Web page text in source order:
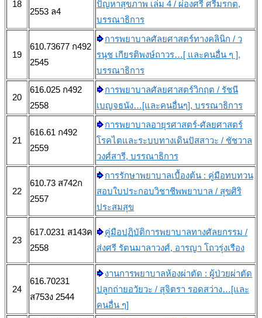
18
2553 ล4
ปัญหาสุขภาพ เล่ม 4 / ผ่องศรี ศรีมรกต,
บรรณาธิการ
19
610.73677 ก492
2545
การพยาบาลศัลยศาสตร์ทางคลินิก / ว
รนุช เกียรติพงษ์ถาวร…[ และคนอื่น ๆ ],
บรรณาธิการ
20
616.025 ก492
2558
การพยาบาลศัลยศาสตร์วิกฤต / รัชนี
เบญจธนัง…[และคนอื่นๆ], บรรณาธิการ
21
616.61 ก492
2559
การพยาบาลอายุรศาสตร์-ศัลยศาสตร์
โรคไตและระบบทางเดินปัสสาวะ / ชัชวาล
วงศ์สารี, บรรณาธิการ
22
610.73 ส742ก
2557
การรักษาพยาบาลเบื้องต้น : คู่มือทบทวน
สอบใบประกอบวิชาชีพพยาบาล / สุขศิริ
ประสมสุข
23
617.0231 ส143ค
2558
คู่มือปฏิบัติการพยาบาลทางศัลยกรรม /
ส่งศรี รัตนมาลาวงศ์, อารญา โถวรุ่งเรือง
24
616.70231
ส753ง 2544
งานการพยาบาลห้องผ่าตัด : ผู้ป่วยผ่าตัด
ปลูกถ่ายอวัยวะ / สุจิตรา รอดสว่าง…[และ
คนอื่น ๆ]